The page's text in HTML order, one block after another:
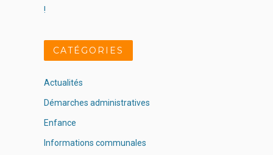
!
CATÉGORIES
Actualités
Démarches administratives
Enfance
Informations communales